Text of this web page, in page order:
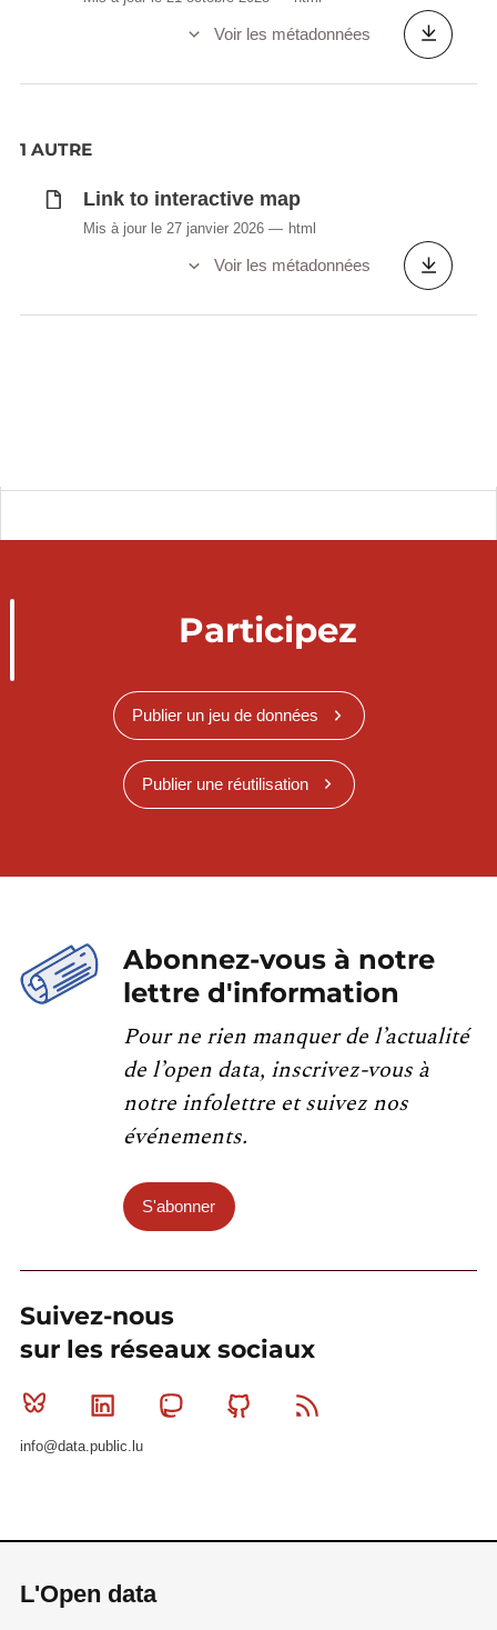
Voir les métadonnées
1 AUTRE
Link to interactive map
Mis à jour le 27 janvier 2026 html
Voir les métadonnées
Participez
Publier un jeu de données
Publier une réutilisation
Abonnez-vous à notre
lettre d'information
Pour ne rien manquer de l’actualité
de l’open data, inscrivez-vous à
notre infolettre et suivez nos
événements.
S'abonner
Suivez-nous
sur les réseaux sociaux
Bluesky Linkedin MastodonGithub
info@data.public.lu
L'Open data